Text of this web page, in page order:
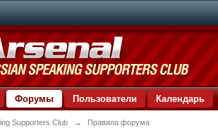
Форумы Пользователи Календарь
Supporters Club → Правила форума